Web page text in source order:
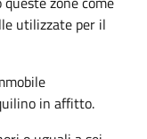
utilizzate per il
in affitto.